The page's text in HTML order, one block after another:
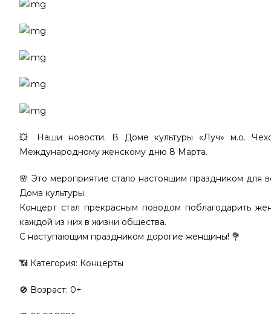
💥 Наши новости. В Доме культуры «Луч» м.о.
Международному женскому дню 8 Марта.
🌸 Это мероприятие стало настоящим праздником для
Дома культуры.
Концерт стал прекрасным поводом поблагодарить
каждой из них в жизни общества.
С наступающим праздником дорогие женщины! 💐
📶 Категория: Концерты
🚫 Возраст: 0+